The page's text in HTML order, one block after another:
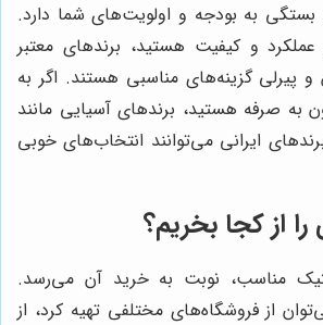
بستگی به بودجه و اولویت‌های شما دارد.
عملکرد و کیفیت هستید، برندهای معتبر
و پیرلی گزینه‌های مناسبی هستند. اگر به
به صرفه هستید، برندهای آسیایی مانند
ایرانی می‌توانند انتخاب‌های خوبی
از کجا بخریم؟
مناسب، نوبت به خرید آن می‌رسد.
از فروشگاه‌های مختلفی تهیه کرد، از